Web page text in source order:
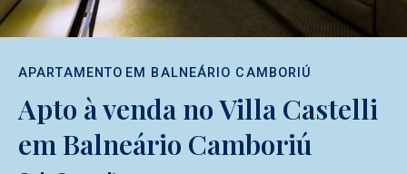
APARTAMENTO EM BALNEÁRIO CAMBORIÚ
Apto à venda no Villa Castelli
em Balneário Camboriú